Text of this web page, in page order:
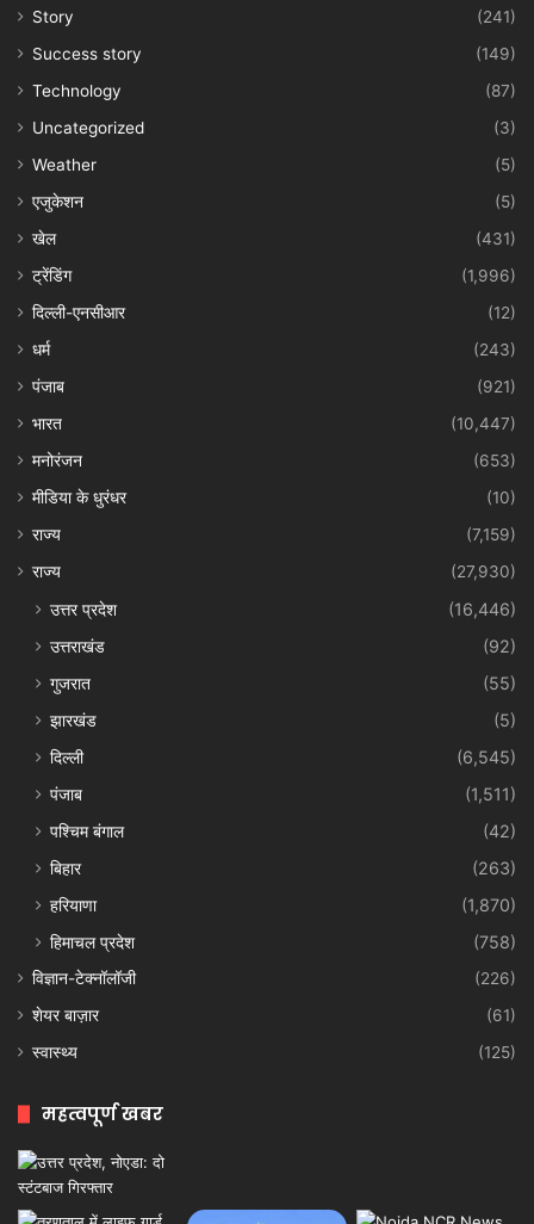
Story
(241)
Success story
(149)
Technology
(87)
Uncategorized
(3)
Weather
(5)
एजुकेशन
(5)
खेल
(431)
ट्रेंडिंग
(1,996)
दिल्ली-एनसीआर
(12)
धर्म
(243)
पंजाब
(921)
भारत
(10,447)
मनोरंजन
(653)
मीडिया के धुरंधर
(10)
राज्य
(7,159)
राज्य
(27,930)
उत्तर प्रदेश
(16,446)
उत्तराखंड
(92)
गुजरात
(55)
झारखंड
(5)
दिल्ली
(6,545)
पंजाब
(1,511)
पश्चिम बंगाल
(42)
बिहार
(263)
हरियाणा
(1,870)
हिमाचल प्रदेश
(758)
विज्ञान-टेक्नॉलॉजी
(226)
शेयर बाज़ार
(61)
स्वास्थ्य
(125)
महत्वपूर्ण खबर